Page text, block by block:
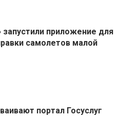
приложение для
самолетов малой
портал Госуслуг